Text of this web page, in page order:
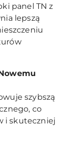
panel TN z
lepszą
szybszą
co
i skuteczniej